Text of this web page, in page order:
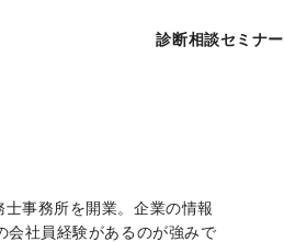
診断相談セミナー
事務所を開業。企業の情報
会社員経験があるのが強みで